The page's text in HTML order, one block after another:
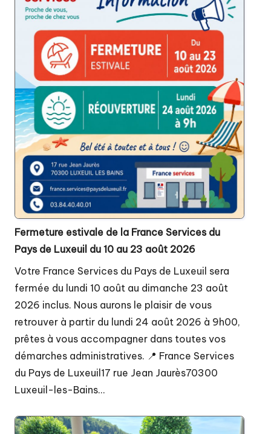
Fermeture estivale de la France Services du
Pays de Luxeuil du 10 au 23 août 2026
Votre France Services du Pays de Luxeuil sera
fermée du lundi 10 août au dimanche 23 août
2026 inclus. Nous aurons le plaisir de vous
retrouver à partir du lundi 24 août 2026 à 9h00,
prêtes à vous accompagner dans toutes vos
démarches administratives. 📍 France Services
du Pays de Luxeuil17 rue Jean Jaurès70300
Luxeuil-les-Bains…